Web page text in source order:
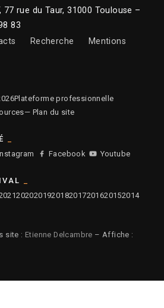
77 rue du Taur, 31000 Toulouse –
83
Recherche
Mentions
Plateforme professionnelle
— Plan du site
Facebook Youtube
2020201920182017201620152014
site : Etienne Delcambre – Affiche :